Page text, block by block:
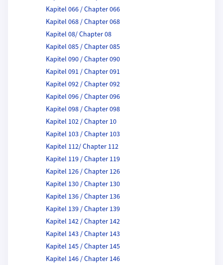
Kapitel 066 / Chapter 066
Kapitel 068 / Chapter 068
Kapitel 08/ Chapter 08
Kapitel 085 / Chapter 085
Kapitel 090 / Chapter 090
Kapitel 091 / Chapter 091
Kapitel 092 / Chapter 092
Kapitel 096 / Chapter 096
Kapitel 098 / Chapter 098
Kapitel 102 / Chapter 10
Kapitel 103 / Chapter 103
Kapitel 112/ Chapter 112
Kapitel 119 / Chapter 119
Kapitel 126 / Chapter 126
Kapitel 130 / Chapter 130
Kapitel 136 / Chapter 136
Kapitel 139 / Chapter 139
Kapitel 142 / Chapter 142
Kapitel 143 / Chapter 143
Kapitel 145 / Chapter 145
Kapitel 146 / Chapter 146